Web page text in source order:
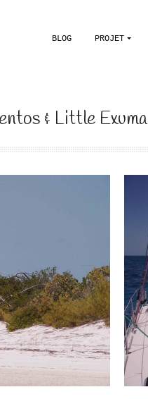
BLOG PROJET
& Little Exuma